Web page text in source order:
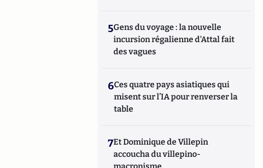
5Gens du voyage : la nouvelle
incursion régalienne d'Attal fait
des vagues
6Ces quatre pays asiatiques qui
misent sur l’IA pour renverser la
table
7Et Dominique de Villepin
accoucha du villepino-